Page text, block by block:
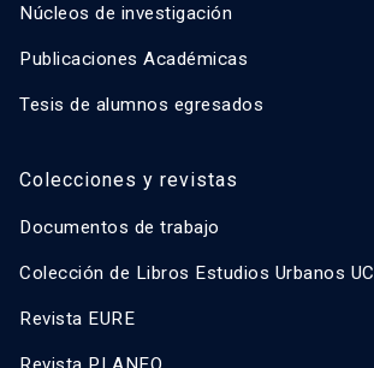
Núcleos de investigación
Publicaciones Académicas
Tesis de alumnos egresados
Colecciones y revistas
Documentos de trabajo
Colección de Libros Estudios Urbanos UC
Revista EURE